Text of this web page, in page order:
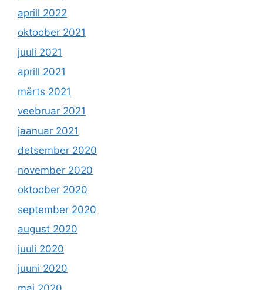
aprill 2022
oktoober 2021
juuli 2021
aprill 2021
märts 2021
veebruar 2021
jaanuar 2021
detsember 2020
november 2020
oktoober 2020
september 2020
august 2020
juuli 2020
juuni 2020